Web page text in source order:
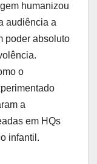
humanizou
audiência a
poder absoluto
o
a
em HQs
infantil.